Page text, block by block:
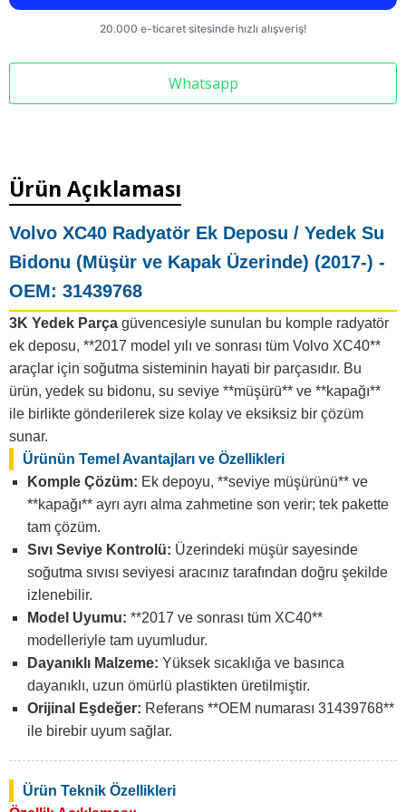
Whatsapp
Ürün Açıklaması
Volvo XC40 Radyatör Ek Deposu / Yedek Su
Bidonu (Müşür ve Kapak Üzerinde) (2017-) -
OEM: 31439768
3K Yedek Parça güvencesiyle sunulan bu komple radyatör
ek deposu, **2017 model yılı ve sonrası tüm Volvo XC40**
araçlar için soğutma sisteminin hayati bir parçasıdır. Bu
ürün, yedek su bidonu, su seviye **müşürü** ve **kapağı**
ile birlikte gönderilerek size kolay ve eksiksiz bir çözüm
sunar.
Ürünün Temel Avantajları ve Özellikleri
Komple Çözüm: Ek depoyu, **seviye müşürünü** ve
**kapağı** ayrı ayrı alma zahmetine son verir; tek pakette
tam çözüm.
Sıvı Seviye Kontrolü: Üzerindeki müşür sayesinde
soğutma sıvısı seviyesi aracınız tarafından doğru şekilde
izlenebilir.
Model Uyumu: **2017 ve sonrası tüm XC40**
modelleriyle tam uyumludur.
Dayanıklı Malzeme: Yüksek sıcaklığa ve basınca
dayanıklı, uzun ömürlü plastikten üretilmiştir.
Orijinal Eşdeğer: Referans **OEM numarası 31439768**
ile birebir uyum sağlar.
Ürün Teknik Özellikleri